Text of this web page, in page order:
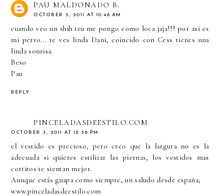
PAU MALDONADO B.
OCTOBER 3, 2011 AT 10:48 AM
cuando veo un shih tzu me pongo como loca jaja!!! por asi es
mi perro... te ves linda Dani, coincido con Cess tienes una
linda sonrisa.
Beso
Pau
REPLY
PINCELADASDEESTILO.COM
OCTOBER 3, 2011 AT 12:38 PM
el vestido es precioso, pero creo que la largura no es la
adecuada si quieres estilizar las piernas, los vestidos mas
cortitos te sientan mejor.
Aunque estás guapa como siempre, un saludo desde españa;
www.pinceladasdeestilo.com